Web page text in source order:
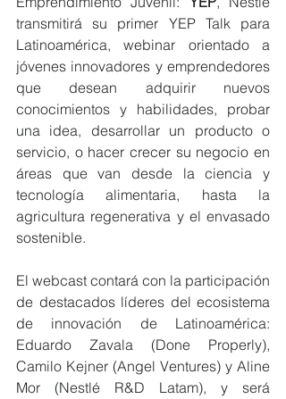
transmitirá su primer YEP Talk para
Latinoamérica, webinar orientado a
jóvenes innovadores y emprendedores
que desean adquirir nuevos
conocimientos y habilidades, probar
una idea, desarrollar un producto o
servicio, o hacer crecer su negocio en
áreas que van desde la ciencia y
tecnología alimentaria, hasta la
agricultura regenerativa y el envasado
sostenible.
El webcast contará con la participación
de destacados líderes del ecosistema
de innovación de Latinoamérica:
Eduardo Zavala (Done Properly),
Camilo Kejner (Angel Ventures) y Aline
Mor (Nestlé R&D Latam), y será